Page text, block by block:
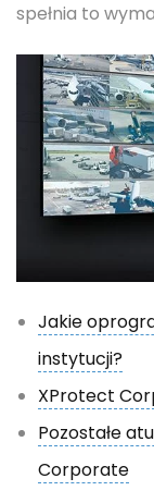
spełnia to
Jakie
instytucji?
XProtect
Pozostałe
Corporate